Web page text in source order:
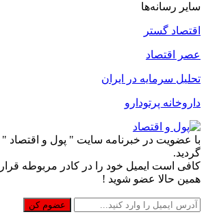
سایر رسانه‌ها
اقتصاد گستر
عصر اقتصاد
تحلیل سرمایه در ایران
داروخانه پرتودارو
با عضویت در خبرنامه سایت " پول و اقتصاد "
گردید.
کافی است ایمیل خود را در کادر مربوطه
همین حالا عضو شوید !